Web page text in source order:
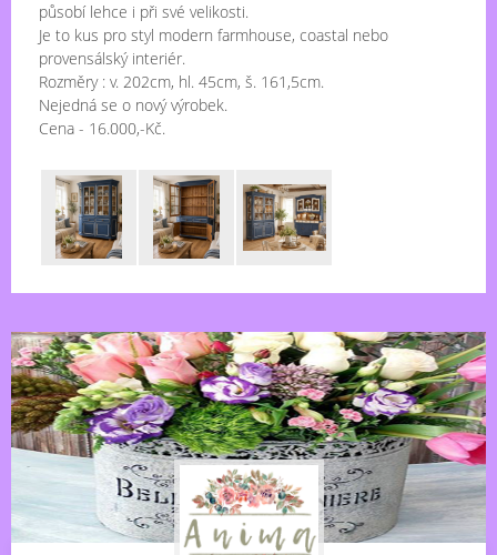
působí lehce i při své velikosti.
Je to kus pro styl modern farmhouse, coastal nebo
provensálský interiér.
Rozměry : v. 202cm, hl. 45cm, š. 161,5cm.
Nejedná se o nový výrobek.
Cena - 16.000,-Kč.